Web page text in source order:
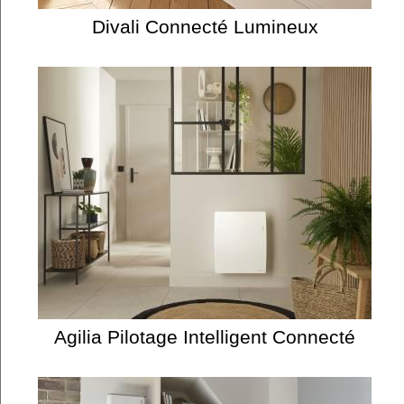
Divali Connecté Lumineux
Agilia Pilotage Intelligent Connecté